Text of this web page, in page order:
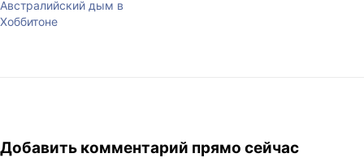
Австралийский дым в
Хоббитоне
Добавить комментарий прямо сейчас